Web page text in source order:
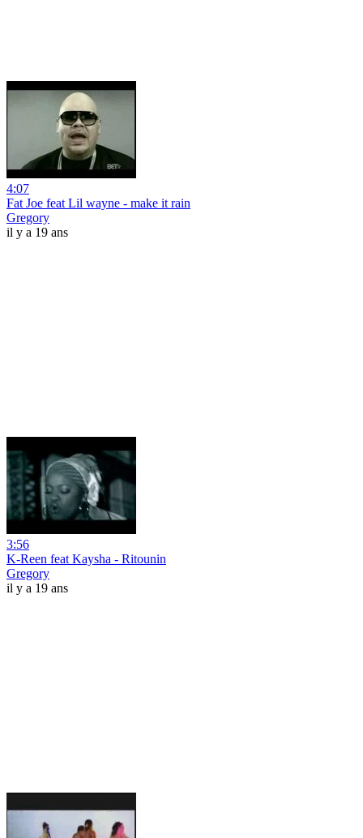
4:07
Fat Joe feat Lil wayne - make it rain
Gregory
il y a 19 ans
3:56
K-Reen feat Kaysha - Ritounin
Gregory
il y a 19 ans